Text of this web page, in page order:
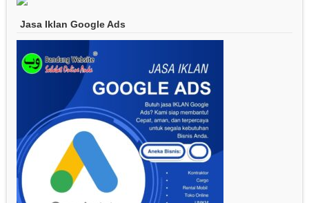
Jasa Iklan Google Ads